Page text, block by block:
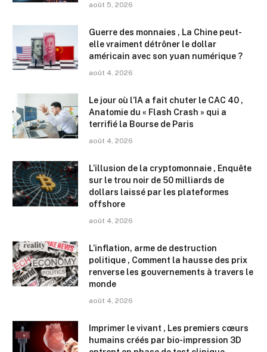
août 5, 2026
Guerre des monnaies , La Chine peut-
elle vraiment détrôner le dollar
américain avec son yuan numérique ?
août 4, 2026
Le jour où l’IA a fait chuter le CAC 40 ,
Anatomie du « Flash Crash » qui a
terrifié la Bourse de Paris
août 4, 2026
L’illusion de la cryptomonnaie , Enquête
sur le trou noir de 50 milliards de
dollars laissé par les plateformes
offshore
août 4, 2026
L’inflation, arme de destruction
politique , Comment la hausse des prix
renverse les gouvernements à travers le
monde
août 4, 2026
Imprimer le vivant , Les premiers cœurs
humains créés par bio-impression 3D